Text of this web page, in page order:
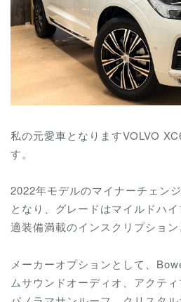
私の元愛車となりますVOLVO
す。
2022年モデルのマイナーチェン
となり、グレードはマイルドハ
適装備満載のインスクリプション
メーカーオプションとして、
ムサウンドオーディオ、アクティ